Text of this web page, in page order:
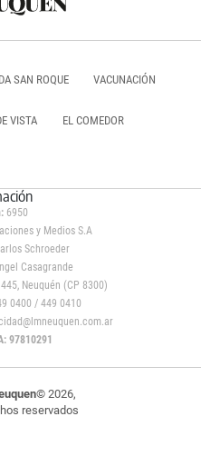
SAN ROQUE VACUNACIÓN
VISTA EL COMEDOR
6950
y Medios S.A
Schroeder
Casagrande
Neuquén (CP 8300)
0400 / 449 0410
97810291
© 2026,
reservados